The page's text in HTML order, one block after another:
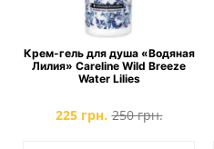
Крем-гель для душа «Водяная
Лилия» Careline Wild Breeze
Water Lilies
225 грн. 250 грн.